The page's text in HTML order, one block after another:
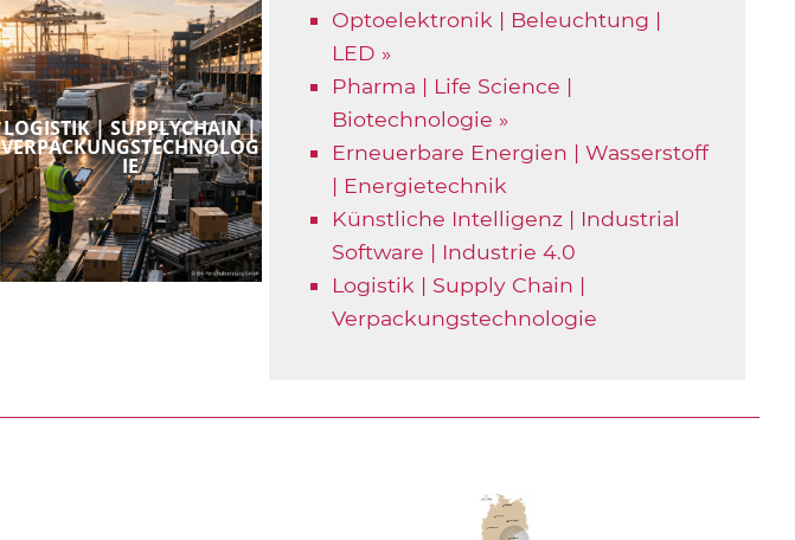
LOGISTIK | SUPPLYCHAIN |
VERPACKUNGSTECHNOLOG
IE
Optoelektronik | Beleuchtung |
LED »
Pharma | Life Science |
Biotechnologie »
Erneuerbare Energien | Wasserstoff
| Energietechnik
Künstliche Intelligenz | Industrial
Software | Industrie 4.0
Logistik | Supply Chain |
Verpackungstechnologie